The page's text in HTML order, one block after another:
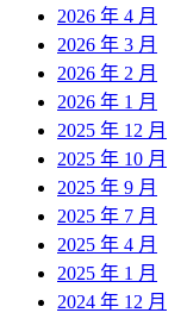
2026 年 4 月
2026 年 3 月
2026 年 2 月
2026 年 1 月
2025 年 12 月
2025 年 10 月
2025 年 9 月
2025 年 7 月
2025 年 4 月
2025 年 1 月
2024 年 12 月